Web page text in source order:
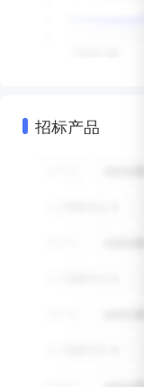
招标产品